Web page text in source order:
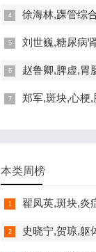
徐海林,踝管综合
刘世巍,糖尿病
赵鲁卿,脾虚,胃肠
郑军,斑块,心梗
本类周榜
翟凤英,斑块,炎症,
史晓宁,贺琼,躯体